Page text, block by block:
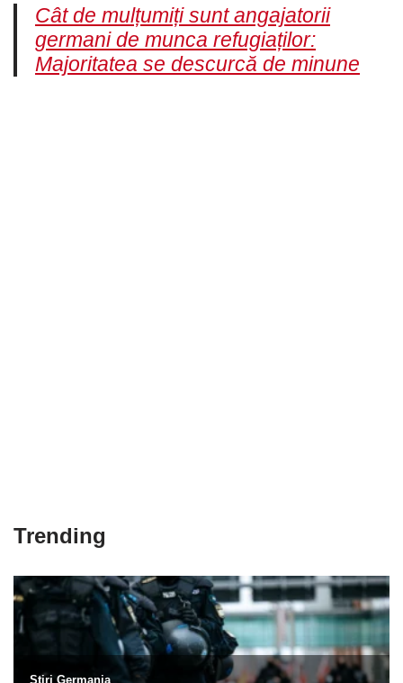
Cât de mulțumiți sunt angajatorii
germani de munca refugiaților:
Majoritatea se descurcă de minune
Trending